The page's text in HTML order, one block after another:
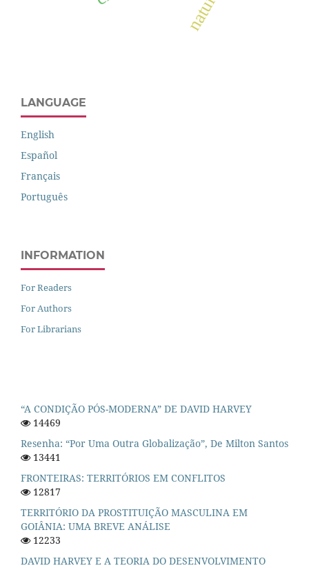
LANGUAGE
English
Español
Français
Português
INFORMATION
For Readers
For Authors
For Librarians
“A CONDIÇÃO PÓS-MODERNA” DE DAVID HARVEY
14469
Resenha: “Por Uma Outra Globalização”, De Milton Santos
13441
FRONTEIRAS: TERRITÓRIOS EM CONFLITOS
12817
TERRITÓRIO DA PROSTITUIÇÃO MASCULINA EM
GOIÂNIA: UMA BREVE ANÁLISE
12233
DAVID HARVEY E A TEORIA DO DESENVOLVIMENTO